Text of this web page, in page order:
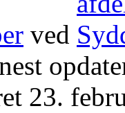
ved
23.